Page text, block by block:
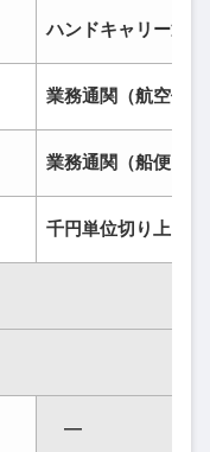
ハンドキャリー通関
業務通関（航空便）
業務通関（船便）
千円単位切り上げ
―